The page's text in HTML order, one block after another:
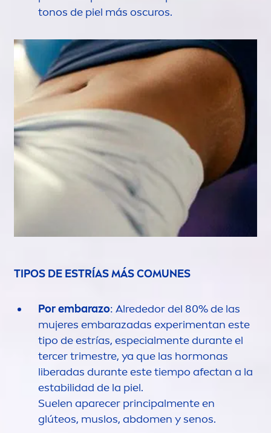
tonos de piel más oscuros.
TIPOS DE ESTRÍAS MÁS COMUNES
Por embarazo: Alrededor del 80% de las
mujeres embarazadas experimentan este
tipo de estrías, especialmente durante el
tercer trimestre, ya que las hormonas
liberadas durante este tiempo afectan a la
estabilidad de la piel.
Suelen aparecer principalmente en
glúteos, muslos, abdomen y senos.